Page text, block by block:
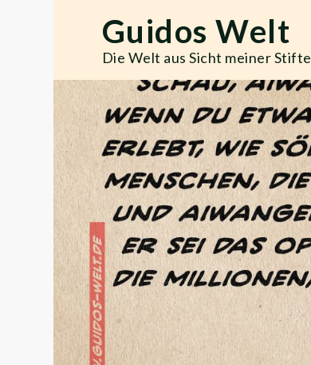
Guidos Welt
Die Welt aus Sicht meiner Stifte